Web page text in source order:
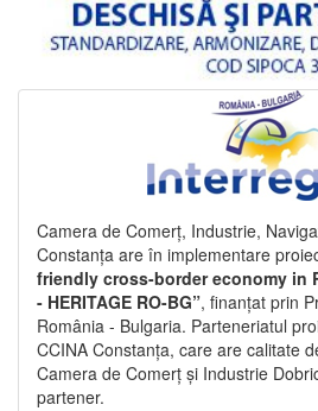
Camera de Comerț, Industrie,
Constanța are în implementare
friendly cross-border economy in
- HERITAGE RO-BG”, finanțat prin
România - Bulgaria. Parteneriatul
CCINA Constanța, care are calitate
Camera de Comerț și Industrie
partener.